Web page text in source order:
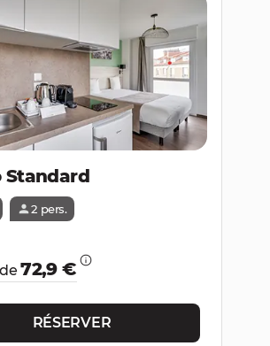
Standard
2 pers.
72,9 €
RÉSERVER